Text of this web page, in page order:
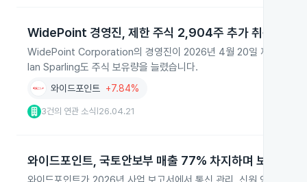
WidePoint 경영진, 제한 주식 2,904주 추가 취득
WidePoint Corporation의 경영진이 2026년 4월 20일 제한 주식
Ian Sparling도 주식 보유량을 늘렸습니다.
와이드포인트 +7.84%
3건의 연관 소식 26.04.21
와이드포인트, 국토안보부 매출 77% 차지하며 보안 강화